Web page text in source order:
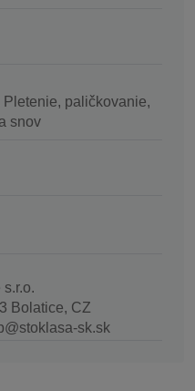
paličkovanie,
snov
Bolatice, CZ
sk.sk